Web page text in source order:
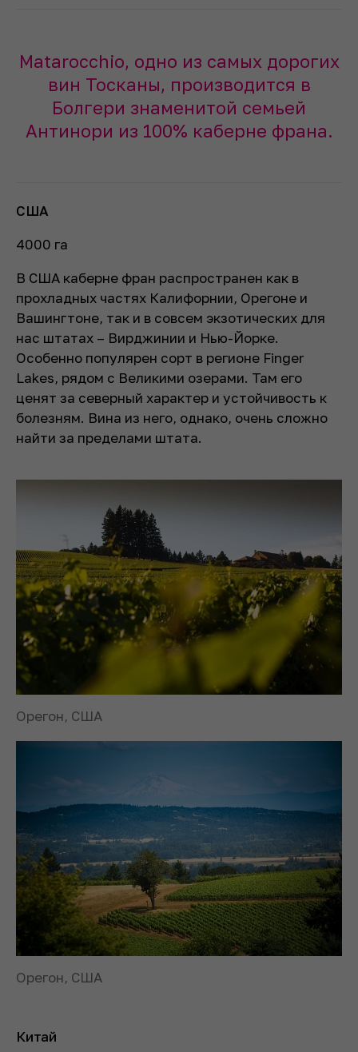
Matarocchio, одно из самых дорогих
вин Тосканы, производится в
Болгери знаменитой семьей
Антинори из 100% каберне франа.
США
4000 га
В США каберне фран распространен как в
прохладных частях Калифорнии, Орегоне и
Вашингтоне, так и в совсем экзотических для
нас штатах – Вирджинии и Нью-Йорке.
Особенно популярен сорт в регионе Finger
Lakes, рядом с Великими озерами. Там его
ценят за северный характер и устойчивость к
болезням. Вина из него, однако, очень сложно
найти за пределами штата.
Орегон, США
Орегон, США
Китай